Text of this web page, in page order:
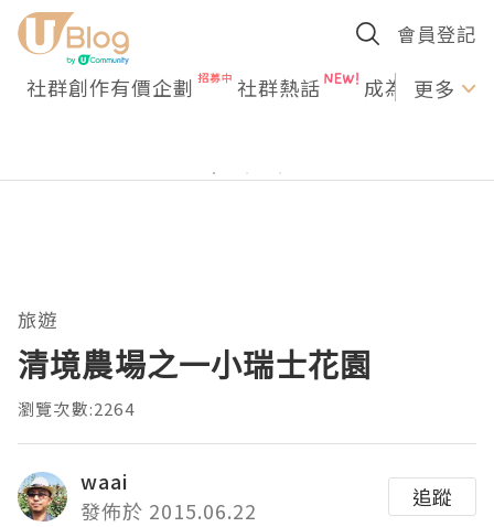
會員登記
社群創作有價企劃 社群熱話 成為U更多
旅遊
清境農場之一小瑞士花園
瀏覽次數:2264
waai
發佈於 2015.06.22
追蹤